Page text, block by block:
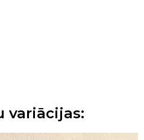
variācijas: